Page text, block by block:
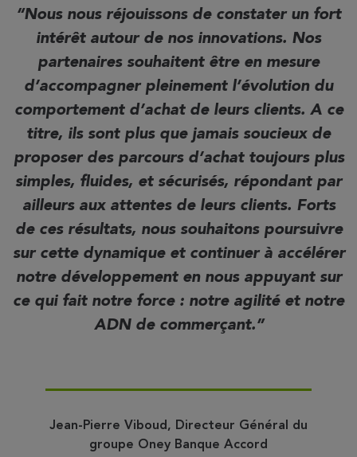
Nous nous réjouissons de constater un fort
intérêt autour de nos innovations. Nos
partenaires souhaitent être en mesure
d’accompagner pleinement l’évolution du
comportement d’achat de leurs clients. A ce
titre, ils sont plus que jamais soucieux de
proposer des parcours d’achat toujours plus
simples, fluides, et sécurisés, répondant par
ailleurs aux attentes de leurs clients. Forts
de ces résultats, nous souhaitons poursuivre
sur cette dynamique et continuer à accélérer
notre développement en nous appuyant sur
ce qui fait notre force : notre agilité et notre
ADN de commerçant.
Jean-Pierre Viboud, Directeur Général du
groupe Oney Banque Accord